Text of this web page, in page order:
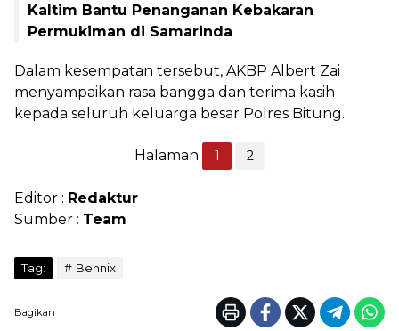
Kaltim Bantu Penanganan Kebakaran
Permukiman di Samarinda
Dalam kesempatan tersebut, AKBP Albert Zai
menyampaikan rasa bangga dan terima kasih
kepada seluruh keluarga besar Polres Bitung.
Halaman 1 2
Editor : Redaktur
Sumber : Team
Tag: Bennix
Bagikan